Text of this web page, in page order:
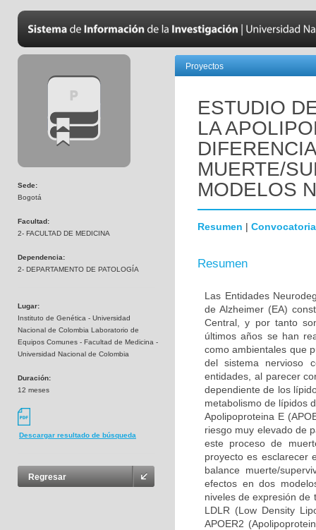
Sede:
Bogotá
Facultad:
2- FACULTAD DE MEDICINA
Dependencia:
2- DEPARTAMENTO DE PATOLOGÍA
Lugar:
Instituto de Genética - Universidad
Nacional de Colombia Laboratorio de
Equipos Comunes - Facultad de Medicina -
Universidad Nacional de Colombia
Duración:
12 meses
Descargar resultado de búsqueda
Regresar
Proyectos
ESTUDIO
LA
MUERTE/
MODELOS
Resumen | Convocatoria
Resumen
Las Entidades
de Alzheimer (EA)
Central, y por tanto
últimos años se han
como ambientales que
del sistema nervioso
entidades, al parecer
dependiente de los
metabolismo de lípidos
Apolipoproteina E
riesgo muy elevado de
este proceso de
proyecto es esclarecer
balance muerte/
efectos en dos
niveles de expresión de
LDLR (Low Density
APOER2